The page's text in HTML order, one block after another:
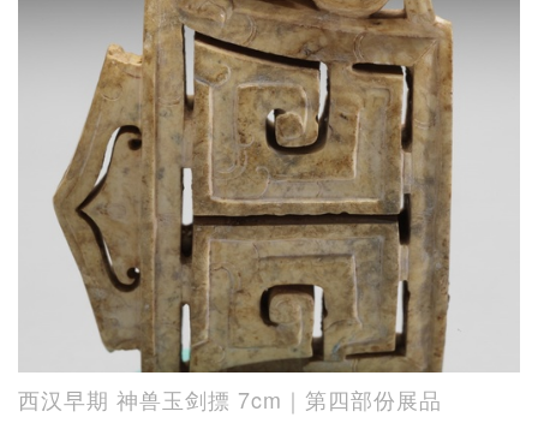
西汉早期 神兽玉剑摽 7cm｜第四部份展品